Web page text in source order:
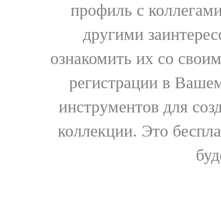
профиль с
другими
ознакомить их со
регистрации в
инструментов для
коллекции. Это